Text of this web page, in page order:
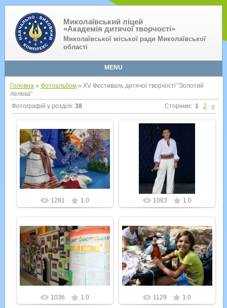
Миколаївський ліцей
«Академія дитячої творчості»
Миколаївської міської ради Миколаївської
області
MENU
Головна» Фотоальбом» XV Фестиваль дитячої творчості "Золотий
лелека"
Фотографій у розділі: 38 Сторінки: 1 2 »
26.07.2012
Admin
1281 1.0
26.07.2012
Admin
1083 1.0
26.07.2012
Admin
1036 1.0
26.07.2012
Admin
1129 1.0